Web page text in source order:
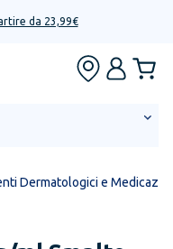
da 23,99€
Dermatologici e